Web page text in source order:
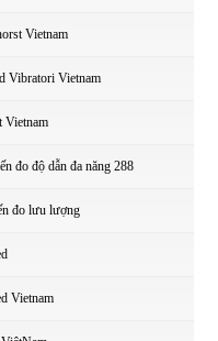
Vietnam
Vibratori Vietnam
Vietnam
đo độ dẫn đa năng 288
đo lưu lượng
Vietnam